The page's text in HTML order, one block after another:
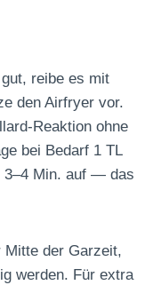
reibe es mit
den Airfryer vor.
Reaktion ohne
bei Bedarf 1 TL
3–4 Min. auf — das
Mitte der Garzeit,
werden. Für extra